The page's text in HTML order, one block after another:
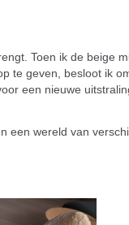
Toen ik de beige
te geven, besloot ik
een nieuwe
een wereld van